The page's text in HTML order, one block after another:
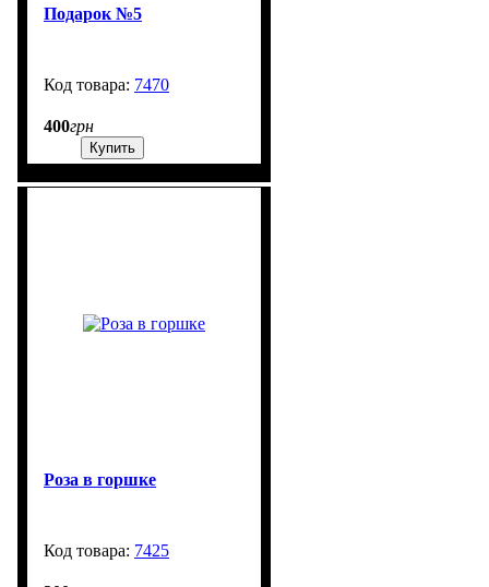
Подарок №5
7470
400грн
Купить
Роза в горшке
7425